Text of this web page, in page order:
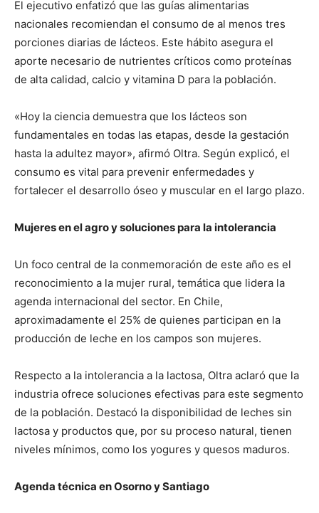
El ejecutivo enfatizó que las guías alimentarias
nacionales recomiendan el consumo de al menos tres
porciones diarias de lácteos. Este hábito asegura el
aporte necesario de nutrientes críticos como proteínas
de alta calidad, calcio y vitamina D para la población.
«Hoy la ciencia demuestra que los lácteos son
fundamentales en todas las etapas, desde la gestación
hasta la adultez mayor», afirmó Oltra. Según explicó, el
consumo es vital para prevenir enfermedades y
fortalecer el desarrollo óseo y muscular en el largo plazo.
Mujeres en el agro y soluciones para la intolerancia
Un foco central de la conmemoración de este año es el
reconocimiento a la mujer rural, temática que lidera la
agenda internacional del sector. En Chile,
aproximadamente el 25% de quienes participan en la
producción de leche en los campos son mujeres.
Respecto a la intolerancia a la lactosa, Oltra aclaró que la
industria ofrece soluciones efectivas para este segmento
de la población. Destacó la disponibilidad de leches sin
lactosa y productos que, por su proceso natural, tienen
niveles mínimos, como los yogures y quesos maduros.
Agenda técnica en Osorno y Santiago